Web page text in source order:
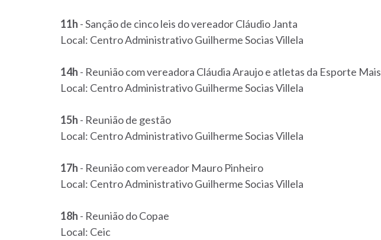
11h - Sanção de cinco leis do vereador Cláudio Janta
Local: Centro Administrativo Guilherme Socias Villela
14h - Reunião com vereadora Cláudia Araujo e atletas da Esporte Mais
Local: Centro Administrativo Guilherme Socias Villela
15h - Reunião de gestão
Local: Centro Administrativo Guilherme Socias Villela
17h - Reunião com vereador Mauro Pinheiro
Local: Centro Administrativo Guilherme Socias Villela
18h - Reunião do Copae
Local: Ceic